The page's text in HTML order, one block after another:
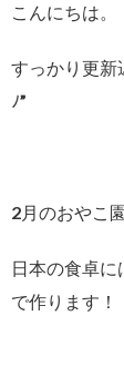
こんにちは。
すっかり更新
ﾉ”
2月のおやこ
日本の食卓
で作ります！